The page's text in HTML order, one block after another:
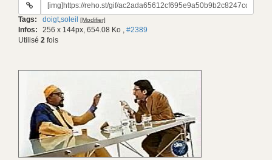
gif:
Tags: doigt,soleil [Modifier]
Infos: 256 x 144px, 654.08 Ko , #2389
Utilisé 2 fois